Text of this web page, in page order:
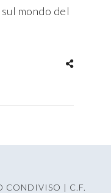
mondo del
CONDIVISO | C.F.